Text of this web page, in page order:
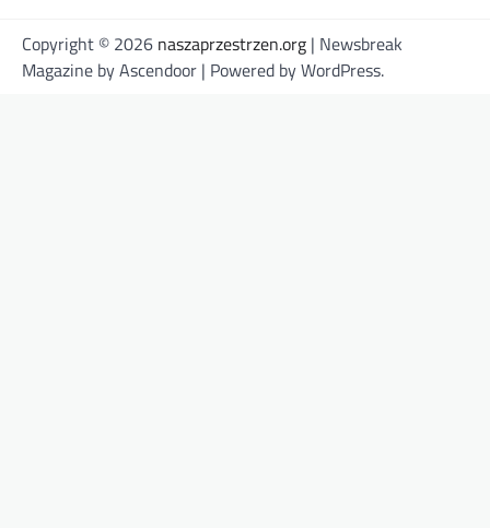
Copyright © 2026 naszaprzestrzen.org | Newsbreak
Magazine byAscendoor | Powered byWordPress.